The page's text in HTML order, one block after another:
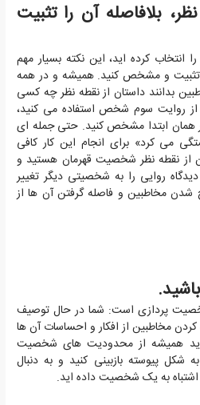
بلافاصله آن را تثبیت
انتخاب کرده اید، این نکته بسیار مهم
تثبیت و مشخص کنید. همیشه و در همه
بدانند داستان از نقطه نظر چه کسی
روایت سوم شخص استفاده می کنید،
همان ابتدا مشخص کنید. حتی جمله ای
می کرد» برای انجام این کار کافی
از نقطه نظر شخصیت قهرمان هستید و
روایی را به شخصیتی دیگر تغییر
شدن مخاطبین و فاصله گرفتن آن ها از
پردازی است: شما در حال توصیف
کردن مخاطبین از افکار و احساسات آن ها
باید همیشه از محدودیت های شخصیت
شکل پیوسته بازبینی کنید و به دنبال
اشتباه به یک شخصیت داده اید.